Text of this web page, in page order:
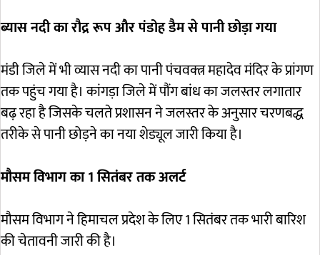
ब्यास नदी का रौद्र रूप और पंडोह डैम से पानी छोड़ा गया
मंडी जिले में भी व्यास नदी का पानी पंचवक्त्र महादेव मंदिर के प्रांगण
तक पहुंच गया है। कांगड़ा जिले में पौंग बांध का जलस्तर लगातार
बढ़ रहा है जिसके चलते प्रशासन ने जलस्तर के अनुसार चरणबद्ध
तरीके से पानी छोड़ने का नया शेड्यूल जारी किया है।
मौसम विभाग का 1 सितंबर तक अलर्ट
मौसम विभाग ने हिमाचल प्रदेश के लिए 1 सितंबर तक भारी बारिश
की चेतावनी जारी की है।